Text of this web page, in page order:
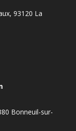
93120 La
Bonneuil-sur-